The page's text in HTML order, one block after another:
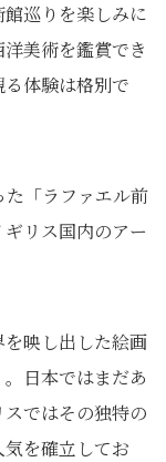
巡りを楽しみに
美術を鑑賞でき
体験は格別で
「ラファエル前
リス国内のアー
映し出した絵画
日本ではまだあ
ではその独特の
を確立してお